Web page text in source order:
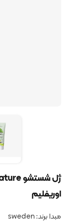
اوریفلیم
مبدا برند: sweden